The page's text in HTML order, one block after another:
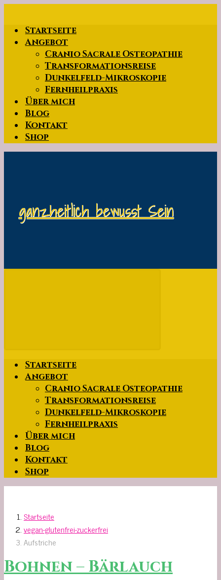
Hauptinhalt
springen
Startseite
Angebot
Cranio Sacrale Osteopathie
Transformationsreise
Dunkelfeld-Mikroskopie
Fernheilpraxis
Über mich
Blog
Kontakt
Shop
ganzheitlich bewusst Sein
Startseite
Angebot
Cranio Sacrale Osteopathie
Transformationsreise
Dunkelfeld-Mikroskopie
Fernheilpraxis
Über mich
Blog
Kontakt
Shop
Startseite
vegan-glutenfrei-zuckerfrei
Aufstriche
Bohnen – Bärlauch